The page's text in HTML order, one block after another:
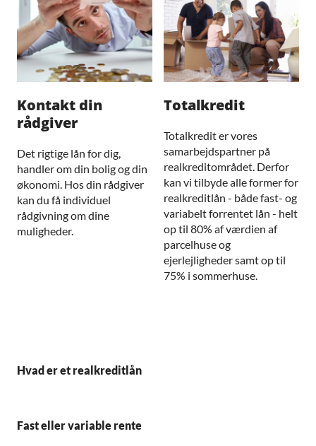
Kontakt din
rådgiver
Det rigtige lån for dig,
handler om din bolig og din
økonomi. Hos din rådgiver
kan du få individuel
rådgivning om dine
muligheder.
Totalkredit
Totalkredit er vores
samarbejdspartner på
realkreditområdet. Derfor
kan vi tilbyde alle former for
realkreditlån - både fast- og
variabelt forrentet lån - helt
op til 80% af værdien af
parcelhuse og
ejerlejligheder samt op til
75% i sommerhuse.
Hvad er et realkreditlån
Fast eller variable rente